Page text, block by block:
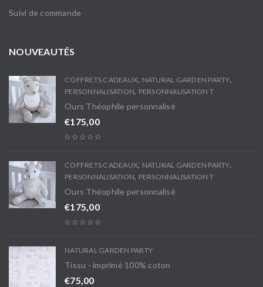
Suivi de commande
NOUVEAUTÉS
COFFRETS CADEAUX, NATURAL GARDEN PARTY,
PERSONNALISATION, PERSONNALISATION T
Ours Théophile personnalisé
€175,00
COFFRETS CADEAUX, NATURAL GARDEN PARTY,
PERSONNALISATION, PERSONNALISATION T
Ours Théophile personnalisé
€175,00
NATURAL GARDEN PARTY
Tissu - imprimé 100% coton
€75,00